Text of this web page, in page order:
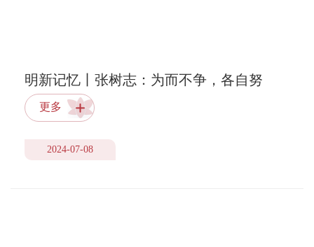
明新记忆丨张树志：为而不争，各自努
力，各自精彩
更多
2024-07-08